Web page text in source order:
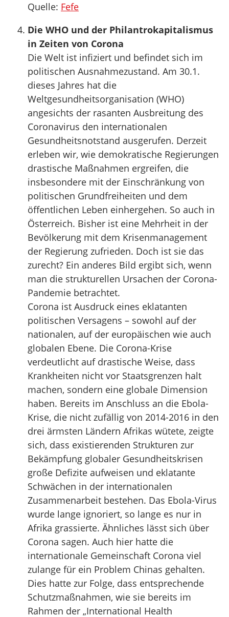
Quelle: Fefe
Die WHO und der Philantrokapitalismus
in Zeiten von Corona
Die Welt ist infiziert und befindet sich im
politischen Ausnahmezustand. Am 30.1.
dieses Jahres hat die
Weltgesundheitsorganisation (WHO)
angesichts der rasanten Ausbreitung des
Coronavirus den internationalen
Gesundheitsnotstand ausgerufen. Derzeit
erleben wir, wie demokratische Regierungen
drastische Maßnahmen ergreifen, die
insbesondere mit der Einschränkung von
politischen Grundfreiheiten und dem
öffentlichen Leben einhergehen. So auch in
Österreich. Bisher ist eine Mehrheit in der
Bevölkerung mit dem Krisenmanagement
der Regierung zufrieden. Doch ist sie das
zurecht? Ein anderes Bild ergibt sich, wenn
man die strukturellen Ursachen der Corona-
Pandemie betrachtet.
Corona ist Ausdruck eines eklatanten
politischen Versagens – sowohl auf der
nationalen, auf der europäischen wie auch
globalen Ebene. Die Corona-Krise
verdeutlicht auf drastische Weise, dass
Krankheiten nicht vor Staatsgrenzen halt
machen, sondern eine globale Dimension
haben. Bereits im Anschluss an die Ebola-
Krise, die nicht zufällig von 2014-2016 in den
drei ärmsten Ländern Afrikas wütete, zeigte
sich, dass existierenden Strukturen zur
Bekämpfung globaler Gesundheitskrisen
große Defizite aufweisen und eklatante
Schwächen in der internationalen
Zusammenarbeit bestehen. Das Ebola-Virus
wurde lange ignoriert, so lange es nur in
Afrika grassierte. Ähnliches lässt sich über
Corona sagen. Auch hier hatte die
internationale Gemeinschaft Corona viel
zulange für ein Problem Chinas gehalten.
Dies hatte zur Folge, dass entsprechende
Schutzmaßnahmen, wie sie bereits im
Rahmen der „International Health